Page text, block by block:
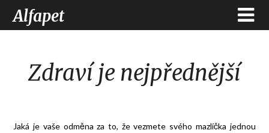
Alfapet
Zdraví je nejpřednější
Jaká je vaše odměna za to, že vezmete svého mazlíčka jednou